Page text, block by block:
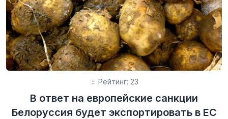
Рейтинг: 23
В ответ на европейские санкции
Белоруссия будет экспортировать в ЕС